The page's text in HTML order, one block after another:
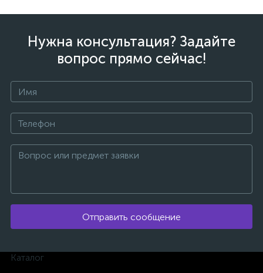
Нужна консультация? Задайте
вопрос прямо сейчас!
Отправить сообщение
Каталог